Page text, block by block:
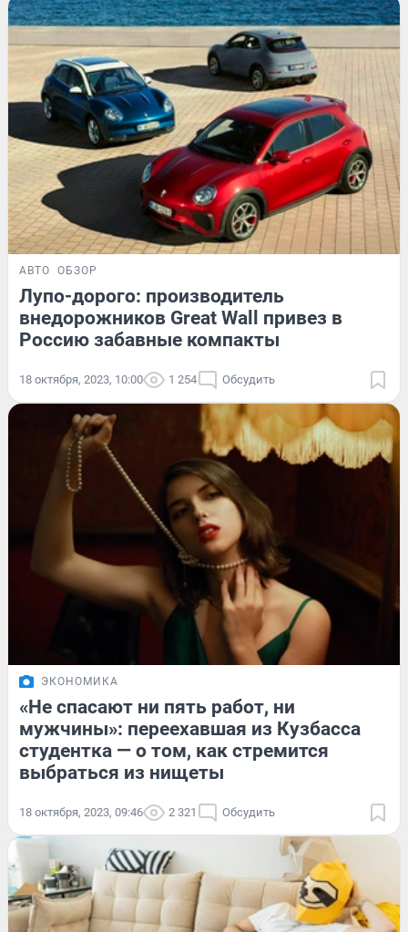
АВТО ОБЗОР
Лупо-дорого: производитель
внедорожников Great Wall привез в
Россию забавные компакты
18 октября, 2023, 10:00 1 254 Обсудить
ЭКОНОМИКА
«Не спасают ни пять работ, ни
мужчины»: переехавшая из Кузбасса
студентка — о том, как стремится
выбраться из нищеты
18 октября, 2023, 09:46 2 321 Обсудить